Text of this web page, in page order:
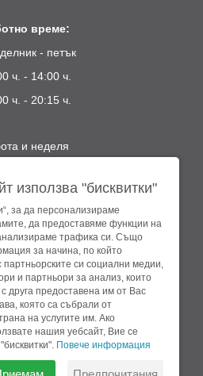
време:
- петък
ч. - 14:00 ч.
ч. - 20:15 ч.
и неделя
ч. - 20:15 ч.
ни:
използва "бисквитки"
за да персонализираме
да предоставяме функции на
трафика си. Също
за начина, по който
партньорските си социални медии,
и партньори за анализ, които
друга предоставена им от Вас
която са събрали от
на услугите им. Ако
нашия уебсайт, Вие се
Повече информация